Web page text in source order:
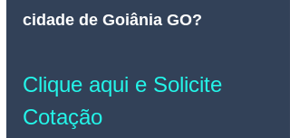
cidade de Goiânia GO?
Clique aqui e Solicite
Cotação